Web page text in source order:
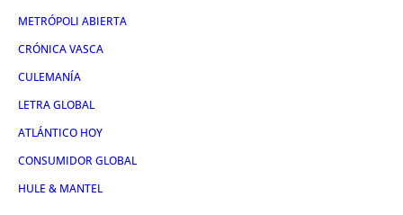
METRÓPOLI ABIERTA
CRÓNICA VASCA
CULEMANÍA
LETRA GLOBAL
ATLÁNTICO HOY
CONSUMIDOR GLOBAL
HULE & MANTEL